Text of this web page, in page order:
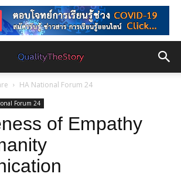
HA National Forum 24
Forum 24
of Empathy